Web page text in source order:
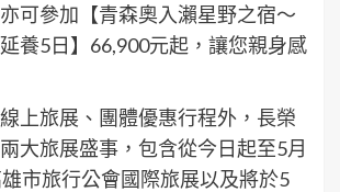
可參加【青森奧入瀨星野之宿～
養5日】66,900元起，讓您親身感
上旅展、團體優惠行程外，長榮
大旅展盛事，包含從今日起至5月
市旅行公會國際旅展以及將於5